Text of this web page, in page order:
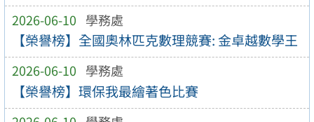
2026-06-10 學務處
【榮譽榜】全國奧林匹克數理競賽: 金卓越數學王
2026-06-10 學務處
【榮譽榜】環保我最繪著色比賽